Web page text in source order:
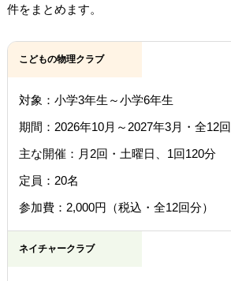
件をまとめます。
こどもの物理クラブ
対象：小学3年生～小学6年生
期間：2026年10月～2027年3月・全12回
主な開催：月2回・土曜日、1回120分
定員：20名
参加費：2,000円（税込・全12回分）
ネイチャークラブ